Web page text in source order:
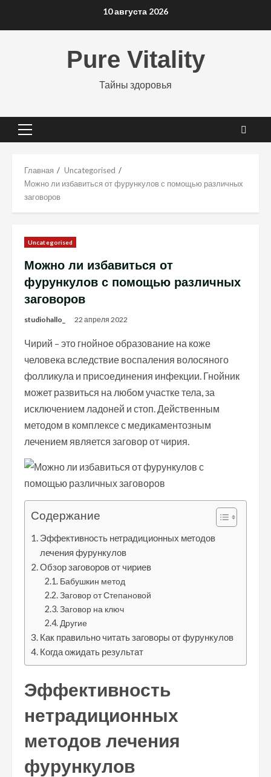
10 августа 2026
Pure Vitality
Тайны здоровья
Основное
Главная
Uncategorised
Можно ли избавиться от фурункулов с помощью различных
заговоров
Uncategorised
Можно ли избавиться от
фурункулов с помощью различных
заговоров
studiohallo_ 22 апреля 2022
Чирий – это гнойное образование на коже
человека вследствие воспаления волосяного
фолликула и присоединения инфекции. Гнойник
может развиться на любом участке тела, за
исключением ладоней и стоп. Действенным
методом в комплексе с медикаментозным
лечением является заговор от чирия.
Содержание
Эффективность нетрадиционных методов
лечения фурункулов
Обзор заговоров от чириев
Бабушкин метод
Заговор от Степановой
Заговор на ключ
Другие
Как правильно читать заговоры от фурункулов
Когда ожидать результат
Эффективность
нетрадиционных
методов лечения
фурункулов